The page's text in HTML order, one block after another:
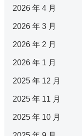
2026 年 4 月
2026 年 3 月
2026 年 2 月
2026 年 1 月
2025 年 12 月
2025 年 11 月
2025 年 10 月